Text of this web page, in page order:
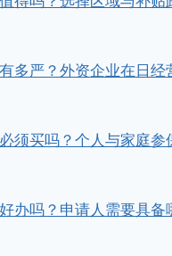
多严？外资企业在日经
须买吗？个人与家庭参
办吗？申请人需要具备